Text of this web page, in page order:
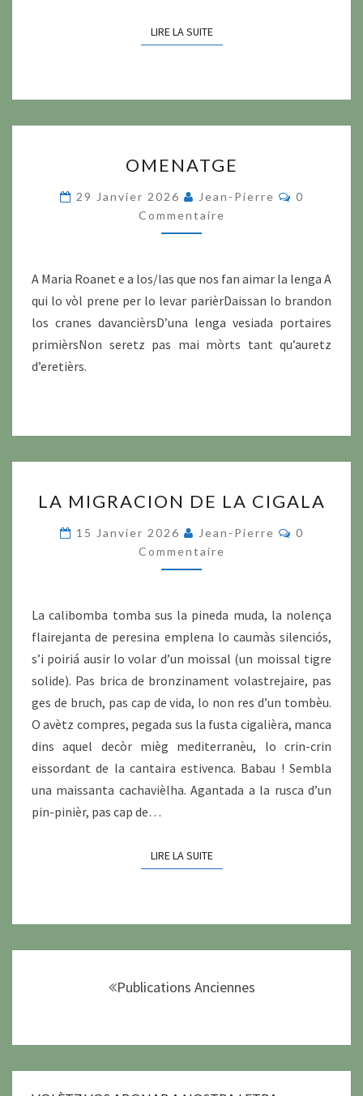
LIRE LA SUITELIRE LA SUITE
OMENATGE
29 Janvier 2026 Jean-Pierre
0
Commentaire
A Maria Roanet e a los/las que nos fan aimar la lenga A
qui lo vòl prene per lo levar parièrDaissan lo brandon
los cranes davancièrsD’una lenga vesiada portaires
primièrsNon seretz pas mai mòrts tant qu’auretz
d’eretièrs.
MIGRACION
DE
LA
CIGALA
LA MIGRACION DE LA CIGALA
15 Janvier 2026 Jean-Pierre
0
Commentaire
La calibomba tomba sus la pineda muda, la nolença
flairejanta de peresina emplena lo caumàs silenciós,
s’i poiriá ausir lo volar d’un moissal (un moissal tigre
solide). Pas brica de bronzinament volastrejaire, pas
ges de bruch, pas cap de vida, lo non res d’un tombèu.
O avètz compres, pegada sus la fusta cigalièra, manca
dins aquel decòr mièg mediterranèu, lo crin-crin
eissordant de la cantaira estivenca. Babau ! Sembla
una maissanta cachavièlha. Agantada a la rusca d’un
pin-pinièr, pas cap de…
LIRE LA SUITELIRE LA SUITE
articles
Publications Anciennes